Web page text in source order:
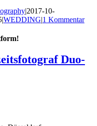
|2017-10-
|WEDDING|1 Kommentar
Duo-